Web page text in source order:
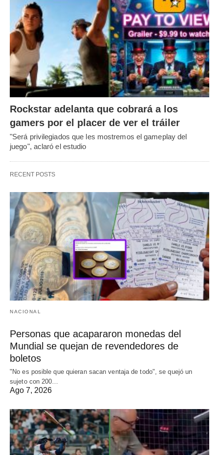
Rockstar adelanta que cobrará a los
gamers por el placer de ver el tráiler
"Será privilegiados que les mostremos el gameplay del
juego", aclaró el estudio
RECENT POSTS
NACIONAL
Personas que acapararon monedas del
Mundial se quejan de revendedores de
boletos
"No es posible que quieran sacan ventaja de todo", se quejó un
sujeto con 200…
Ago 7, 2026